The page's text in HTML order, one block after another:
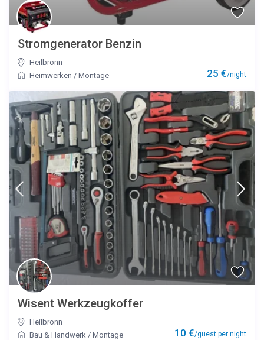
25 €/night
Stromgenerator Benzin
Heilbronn
Heimwerken /Montage
10 €/guest per night
Wisent Werkzeugkoffer
Heilbronn
Bau & Handwerk /Montage